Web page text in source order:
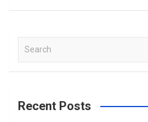
a
c
Recent Posts